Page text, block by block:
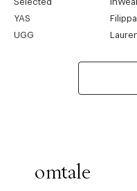
YAS
Filippa
UGG